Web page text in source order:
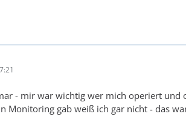
- mir war wichtig wer mich operiert
Monitoring gab weiß ich gar nicht - das